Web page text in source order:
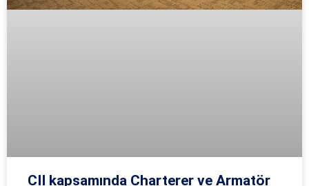
CII kapsamında Charterer ve Armatör